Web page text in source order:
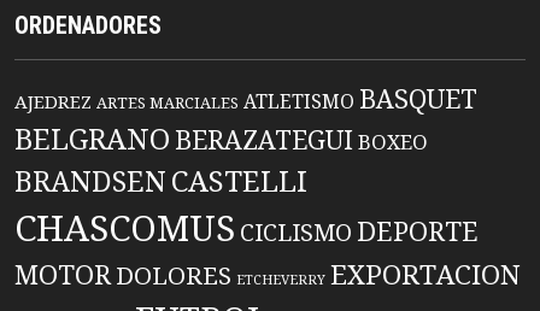
ORDENADORES
AJEDREZ ARTES MARCIALES ATLETISMO BASQUET
BELGRANO BERAZATEGUIBOXEO
BRANDSENCASTELLI
CHASCOMUS CICLISMO DEPORTE
MOTORDOLORES ETCHEVERRY EXPORTACION